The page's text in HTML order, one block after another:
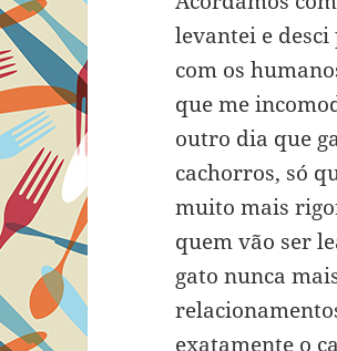
levantei e
com os
que me
outro dia que
cachorros, só
muito mais
quem vão ser
gato nunca
exatamente o